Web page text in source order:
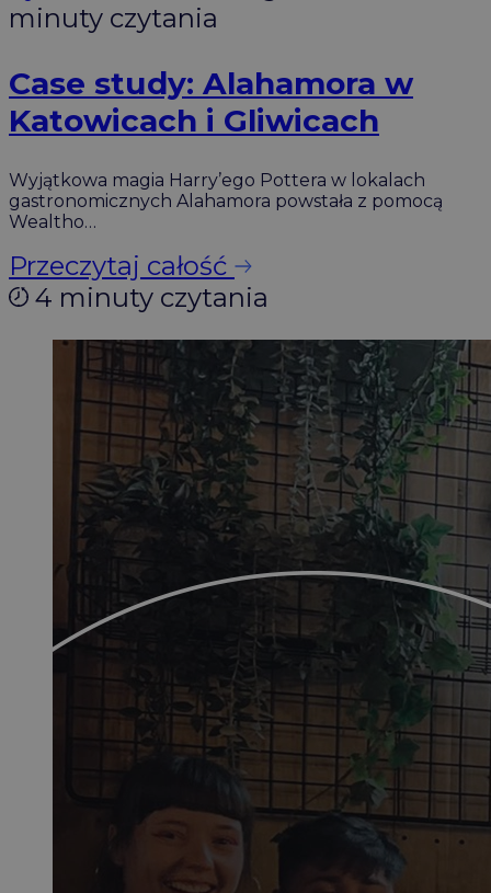
minuty czytania
Case study: Alahamora w
Katowicach i Gliwicach
Wyjątkowa magia Harry’ego Pottera w lokalach
gastronomicznych Alahamora powstała z pomocą
Wealtho…
Przeczytaj całość
4 minuty czytania